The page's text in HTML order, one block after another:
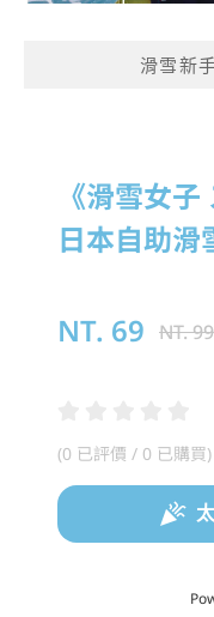
滑雪新